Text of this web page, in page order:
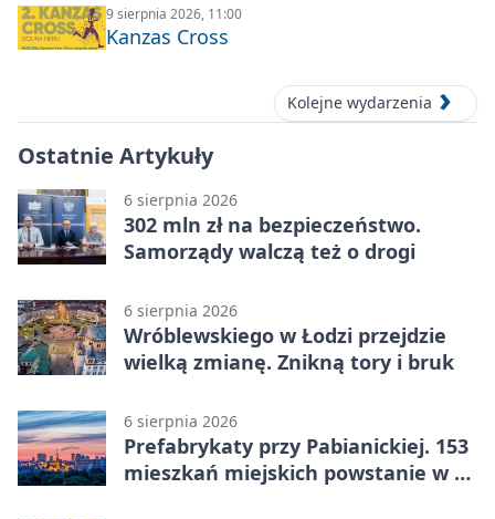
9 sierpnia 2026, 11:00
Kanzas Cross
Kolejne wydarzenia
Ostatnie Artykuły
6 sierpnia 2026
302 mln zł na bezpieczeństwo.
Samorządy walczą też o drogi
6 sierpnia 2026
Wróblewskiego w Łodzi przejdzie
wielką zmianę. Znikną tory i bruk
6 sierpnia 2026
Prefabrykaty przy Pabianickiej. 153
mieszkań miejskich powstanie w 15